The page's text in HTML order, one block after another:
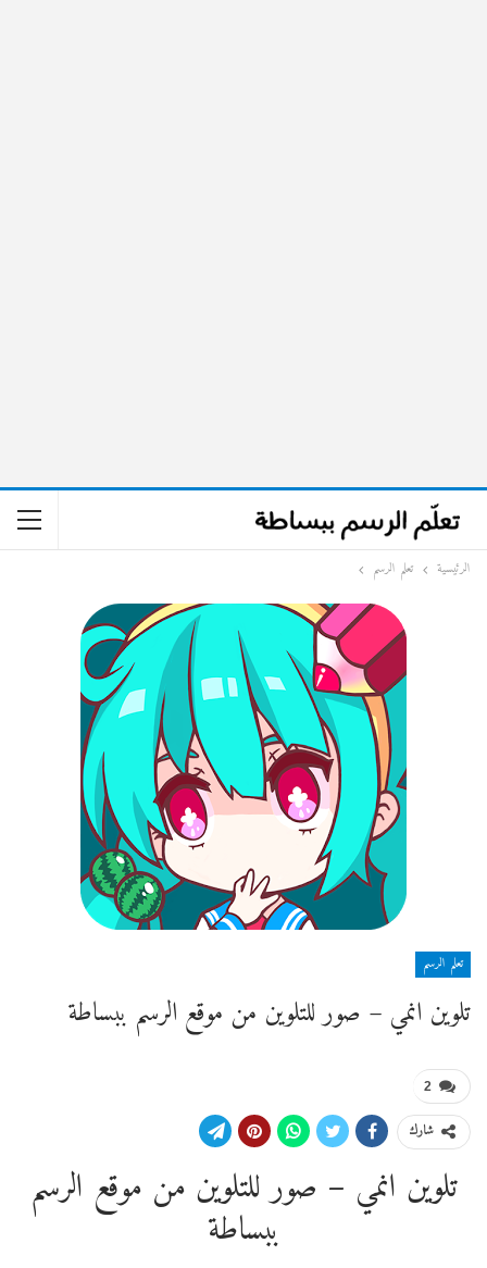
الرئيسية تعلم الرسم
تعلم الرسم
تلوين انمي – صور للتلوين من موقع الرسم ببساطة
2
شارك
تلوين انمي – صور للتلوين من موقع الرسم
ببساطة